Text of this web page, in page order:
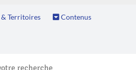
& Territoires Contenus